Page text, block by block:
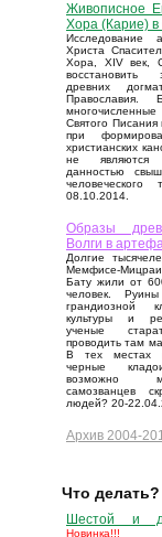
Живописное
Хора (Карие)
Исследование
Христа
Хора, XIV век,
древних
Православия.
Святого
при
христианских
не являются
данностью
человеческого
08.10.2014.
Образы
Волги в
Долгие
Мемфисе-
Бату жили от
человек.
грандиозной
культуры и
ученые
проводить там
В тех местах
черные
возможно
самозванцев
людей? 20-
Архив 2004-
Что делать?
Шестой и
Новинка!!!